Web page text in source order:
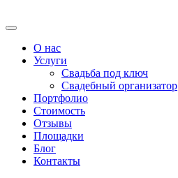
О нас
Услуги
Свадьба под ключ
Свадебный организатор
Портфолио
Стоимость
Отзывы
Площадки
Блог
Контакты